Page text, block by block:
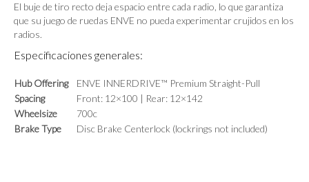
El buje de tiro recto deja espacio entre cada radio, lo que garantiza
que su juego de ruedas ENVE no pueda experimentar crujidos en los
radios.
Especificaciones generales:
Hub Offering ENVE INNERDRIVE™ Premium Straight-Pull
Spacing
Front: 12×100 | Rear: 12×142
Wheelsize
700c
Brake Type
Disc Brake Centerlock (lockrings not included)